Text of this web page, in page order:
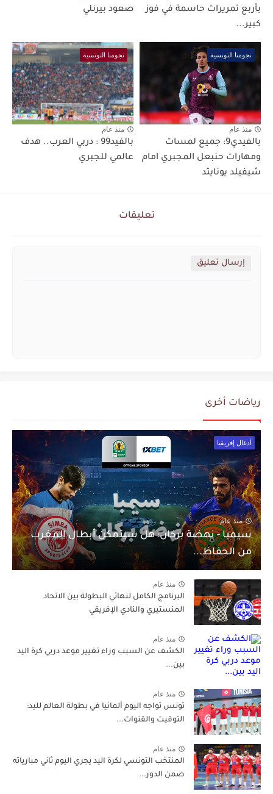
بأربع تمريرات حاسمة في فوز
كبير...
صعود بيرنلي
نجومنا التونسية
منذ عام
بالفيدي9: جميع لمسات
ومهارات حنبعل المجبري امام
شيفيلد يونايتد
نجومنا التونسية
منذ عام
بالفيد99 : دربي العرب.. هدف
عالمي للجبري
تعليقات
إرسال تعليق
رياضات أخرى
أدغال إفريقيا
منذ عام
سيمبا - نهضة بركان: هل سيتمكن أبطال المغرب
من الحفاظ...
منذ عام
البرنامج الكامل لنهائي البطولة بين الاتحاد
المنستيري والنادي الإفريقي
منذ عام
الكشف عن السبب وراء تغيير موعد دربي كرة اليد
بين...
منذ عام
تونس تواجه اليوم ألمانيا في بطولة العالم لليد:
التوقيت والقنوات...
منذ عام
المنتخب التونسي لكرة اليد يجري اليوم ثاني مبارياته
ضمن الدور...